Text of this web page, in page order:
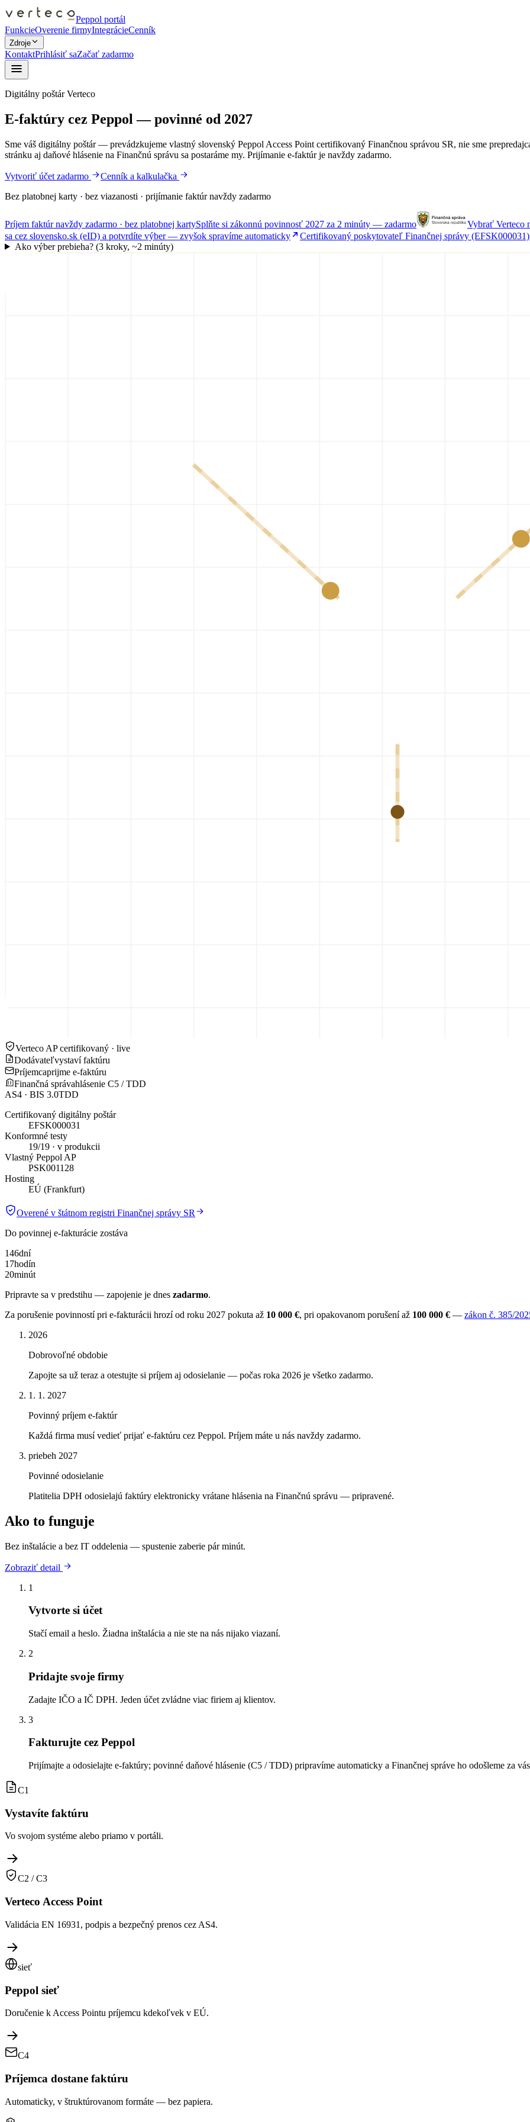
Peppol portál
FunkcieOverenie firmyIntegrácieCenník
Zdroje
KontaktPrihlásiť saZačať zadarmo
Digitálny poštár Verteco
E-faktúry cez Peppol — povinné od 2027
Sme váš digitálny poštár — prevádzkujeme vlastný slovenský Peppol Access Point certifikovaný Finančnou správou SR, nie sme
stránku aj daňové hlásenie na Finančnú správu sa postaráme my. Prijímanie e-faktúr je navždy zadarmo.
Vytvoriť účet zadarmo
Cenník a kalkulačka
Bez platobnej karty · bez viazanosti · prijímanie faktúr navždy zadarmo
Príjem faktúr navždy zadarmo · bez platobnej kartySplňte si zákonnú povinnosť 2027 za 2 minúty — zadarmo Vybrať Verteco
sa cez slovensko.sk (eID) a potvrdíte výber — zvyšok spravíme automaticky
Certifikovaný poskytovateľ Finančnej správy
Ako výber prebieha? (3 kroky, ~2 minúty)
Verteco APcertifikovaný · live
Dodávateľvystaví faktúru
Príjemcaprijme e-faktúru
Finančná správahlásenie C5 / TDD
AS4 · BIS 3.0TDD
Certifikovaný digitálny poštár
EFSK000031
Konformné testy
19/19 · v produkcii
Vlastný Peppol AP
PSK001128
Hosting
EÚ (Frankfurt)
Overené v štátnom registri Finančnej správy SR
Do povinnej e-fakturácie zostáva
146dní
17hodín
20minút
Pripravte sa v predstihu — zapojenie je dnes zadarmo.
Za porušenie povinností pri e-fakturácii hrozí od roku 2027 pokuta až 10 000 €, pri opakovanom porušení až 100 000 € — zákon č. 385/
2026
Dobrovoľné obdobie
Zapojte sa už teraz a otestujte si príjem aj odosielanie — počas roka 2026 je všetko zadarmo.
1. 1. 2027
Povinný príjem e-faktúr
Každá firma musí vedieť prijať e-faktúru cez Peppol. Príjem máte u nás navždy zadarmo.
priebeh 2027
Povinné odosielanie
Platitelia DPH odosielajú faktúry elektronicky vrátane hlásenia na Finančnú správu — pripravené.
Ako to funguje
Bez inštalácie a bez IT oddelenia — spustenie zaberie pár minút.
Zobraziť detail
1
Vytvorte si účet
Stačí email a heslo. Žiadna inštalácia a nie ste na nás nijako viazaní.
2
Pridajte svoje firmy
Zadajte IČO a IČ DPH. Jeden účet zvládne viac firiem aj klientov.
3
Fakturujte cez Peppol
Prijímajte a odosielajte e-faktúry; povinné daňové hlásenie (C5 / TDD) pripravíme automaticky a Finančnej správe ho odošleme za
C1
Vystavíte faktúru
Vo svojom systéme alebo priamo v portáli.
C2 / C3
Verteco Access Point
Validácia EN 16931, podpis a bezpečný prenos cez AS4.
sieť
Peppol sieť
Doručenie k Access Pointu príjemcu kdekoľvek v EÚ.
C4
Príjemca dostane faktúru
Automaticky, v štruktúrovanom formáte — bez papiera.